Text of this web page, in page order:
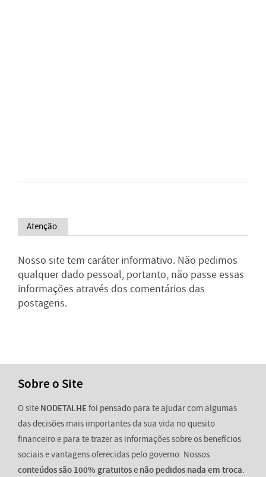
Atenção:
Nosso site tem caráter informativo. Não pedimos
qualquer dado pessoal, portanto, não passe essas
informações através dos comentários das
postagens.
Sobre o Site
O site NODETALHEfoi pensado para te ajudar com algumas
das decisões mais importantes da sua vida no quesito
financeiro e para te trazer as informações sobre os benefícios
sociais e vantagens oferecidas pelo governo. Nossos
conteúdos são 100% gratuitose não pedidos nada em troca.